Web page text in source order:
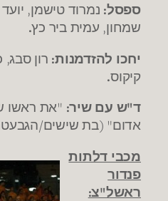
ספסל: נמרוד טישמן,
שמחון, עמית ביר כץ.
יחכו להזדמנות: רון
קיקוס.
ד"ש עם שיר: "את ראשו
אדום" (בת שישים/
מכבי דלתות
פנדור
ראשל"צ: